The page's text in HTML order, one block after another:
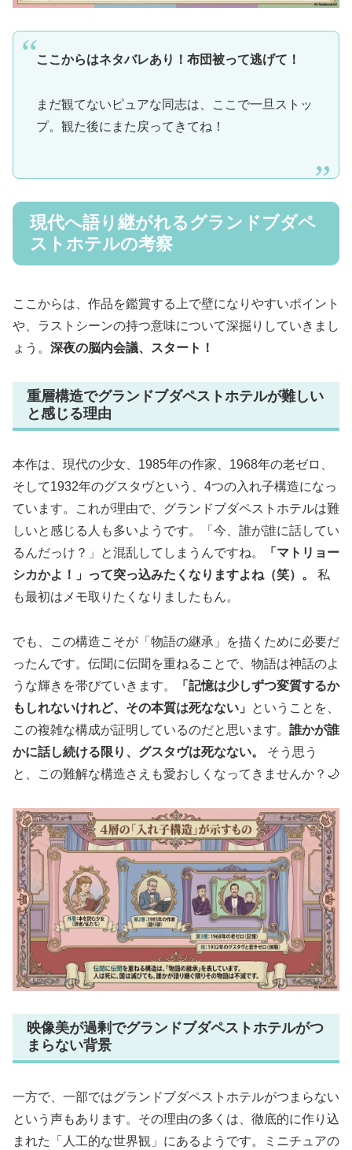
ここからはネタバレあり！布団被って逃げて！
まだ観てないピュアな同志は、ここで一旦ストッ
プ。観た後にまた戻ってきてね！
現代へ語り継がれるグランドブダペ
ストホテルの考察
ここからは、作品を鑑賞する上で壁になりやすいポイント
や、ラストシーンの持つ意味について深掘りしていきまし
ょう。 深夜の脳内会議、スタート！
重層構造でグランドブダペストホテルが難しい
と感じる理由
本作は、現代の少女、1985年の作家、1968年の老ゼロ、
そして1932年のグスタヴという、4つの入れ子構造になっ
ています。これが理由で、グランドブダペストホテルは難
しいと感じる人も多いようです。「今、誰が誰に話してい
るんだっけ？」と混乱してしまうんですね。
「マトリョー
シカかよ！」って突っ込みたくなりますよね（笑）。
私
も最初はメモ取りたくなりましたもん。
でも、この構造こそが「物語の継承」を描くために必要だ
ったんです。伝聞に伝聞を重ねることで、物語は神話のよ
うな輝きを帯びていきます。
「記憶は少しずつ変質するか
もしれないけれど、その本質は死なない」
ということを、
この複雑な構成が証明しているのだと思います。 誰かが誰
かに話し続ける限り、グスタヴは死なない。
そう思う
と、この難解な構造さえも愛おしくなってきませんか？🌙
映像美が過剰でグランドブダペストホテルがつ
まらない背景
一方で、一部ではグランドブダペストホテルがつまらない
という声もあります。その理由の多くは、徹底的に作り込
まれた「人工的な世界観」にあるようです。ミニチュアの